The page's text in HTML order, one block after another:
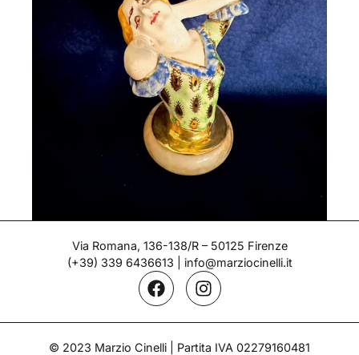
Statuetta – Nonni/Bucci
Epoca: Anni '20
Via Romana, 136-138/R – 50125 Firenze
(+39) 339 6436613
info@marziocinelli.it
© 2023 Marzio Cinelli | Partita IVA 02279160481